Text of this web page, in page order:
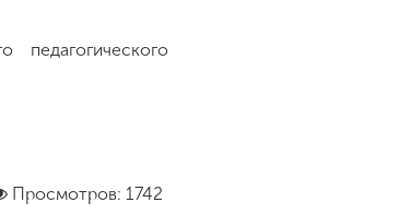
педагогического
Просмотров: 1742